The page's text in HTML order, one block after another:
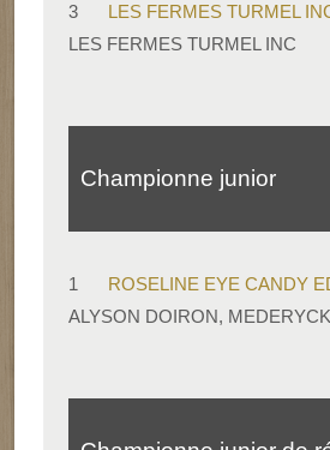
3
LES FERMES TURMEL
LES FERMES TURMEL INC
Championne junior
1
ROSELINE EYE CANDY
ALYSON DOIRON,